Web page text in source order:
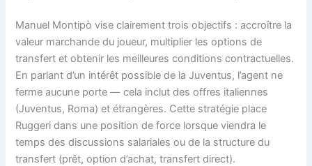
Manuel Montipò vise clairement trois objectifs : accroître la
valeur marchande du joueur, multiplier les options de
transfert et obtenir les meilleures conditions contractuelles.
En parlant d’un intérêt possible de la Juventus, l’agent ne
ferme aucune porte — cela inclut des offres italiennes
(Juventus, Roma) et étrangères. Cette stratégie place
Ruggeri dans une position de force lorsque viendra le
temps des discussions salariales ou de la structure du
transfert (prêt, option d’achat, transfert direct).